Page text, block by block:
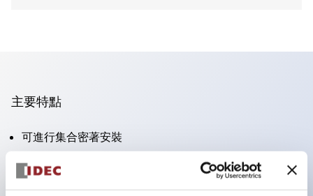
主要特點
可進行集合密著安裝
附鎖選擇開關採用高安全性的彈子鎖結構
防護結構為IP65（IEC60529）